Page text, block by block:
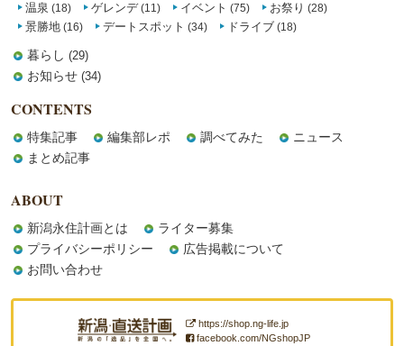
温泉 (18) ゲレンデ(11) イベント (75) お祭り (28)
景勝地 (16) デートスポット (34) ドライブ (18)
暮らし (29)
お知らせ (34)
CONTENTS
特集記事 編集部レポ 調べてみた
ニュース
まとめ記事
ABOUT
新潟永住計画とは
ライター募集
プライバシーポリシー
広告掲載について
お問い合わせ
https://shop.ng-life.jp
facebook.com/NGshopJP